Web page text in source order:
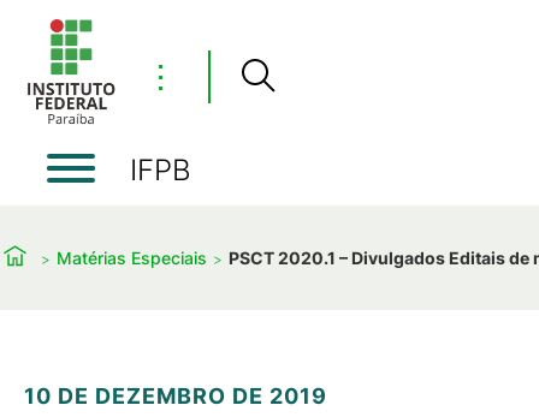
⋮
IFPB
Matérias Especiais PSCT 2020.1 – Divulgados Editais de
10 DE DEZEMBRO DE 2019